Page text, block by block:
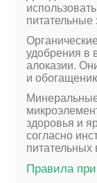
удобрения в
алоказии.
и
здоровья и
согласно
питательных
Правила